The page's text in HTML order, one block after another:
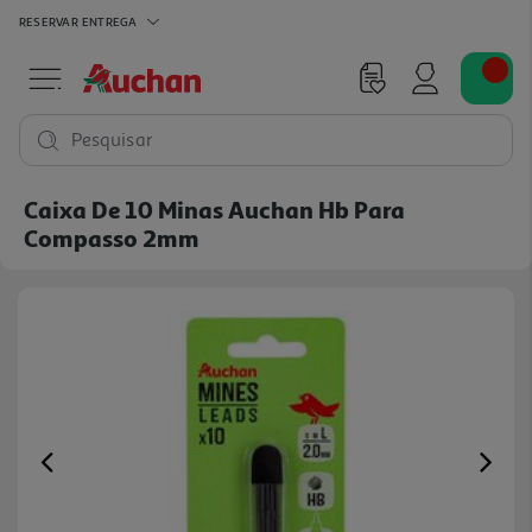
RESERVAR ENTREGA
Pesquisar
Caixa De 10 Minas Auchan Hb Para
Compasso 2mm
Previous